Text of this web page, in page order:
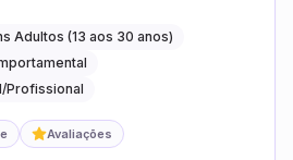
relações e orientação
Adultos (13 aos 30 anos)
Profissional
Avaliações